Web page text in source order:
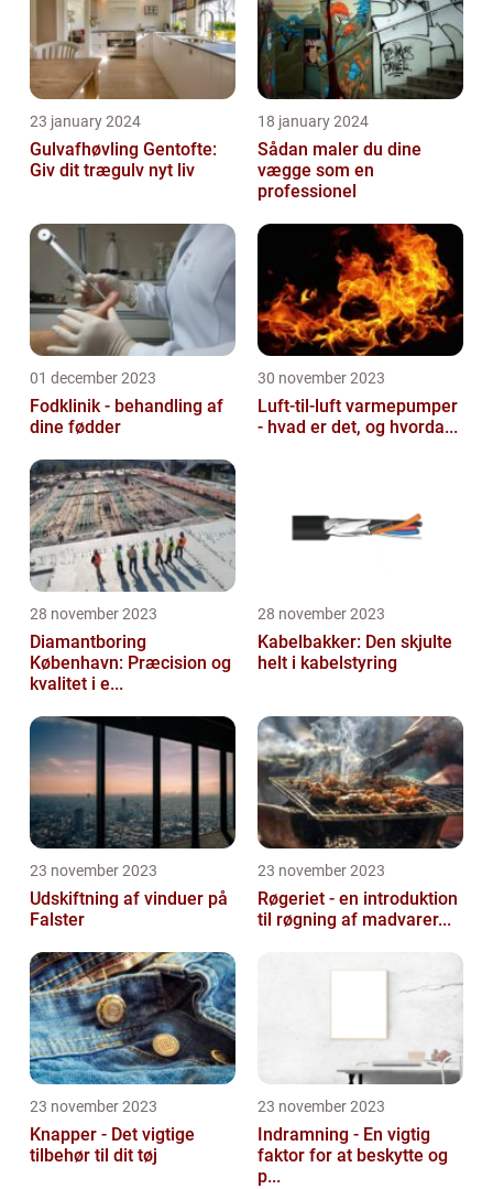
23 january 2024
Gulvafhøvling Gentofte:
Giv dit trægulv nyt liv
18 january 2024
Sådan maler du dine
vægge som en
professionel
01 december 2023
Fodklinik - behandling af
dine fødder
30 november 2023
Luft-til-luft varmepumper
- hvad er det, og hvorda...
28 november 2023
Diamantboring
København: Præcision og
kvalitet i e...
28 november 2023
Kabelbakker: Den skjulte
helt i kabelstyring
23 november 2023
Udskiftning af vinduer på
Falster
23 november 2023
Røgeriet - en introduktion
til røgning af madvarer...
23 november 2023
Knapper - Det vigtige
tilbehør til dit tøj
23 november 2023
Indramning - En vigtig
faktor for at beskytte og
p...